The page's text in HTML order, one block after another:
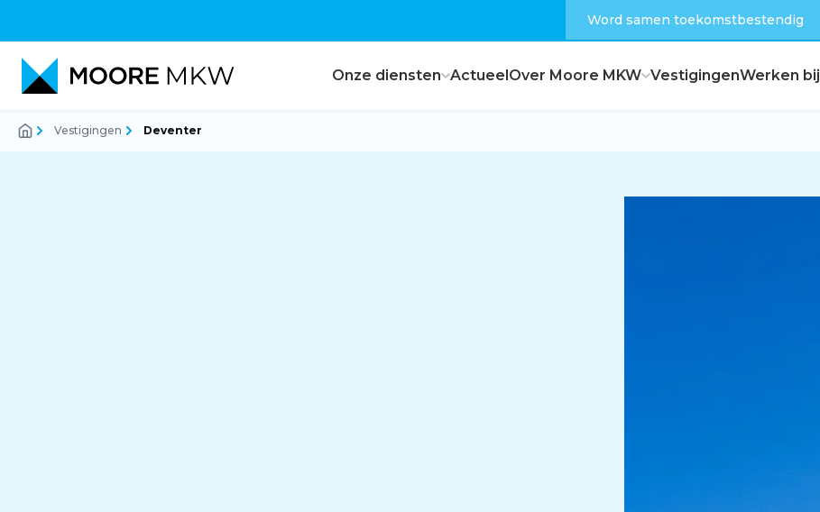
Word samen toekomstbestendig
Onze diensten ActueelOver Moore MKW VestigingenWerken bij
Vestigingen Deventer